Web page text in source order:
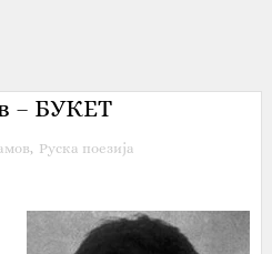
– БУКЕТ
, Руска поезија